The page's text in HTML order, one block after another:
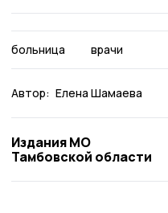
больница врачи
Автор: Елена Шамаева
Издания МО
Тамбовской области